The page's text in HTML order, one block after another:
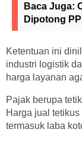
Baca Juga:
Dipotong
Ketentuan ini
industri logistik
harga layanan
Pajak berupa
Harga jual
termasuk laba